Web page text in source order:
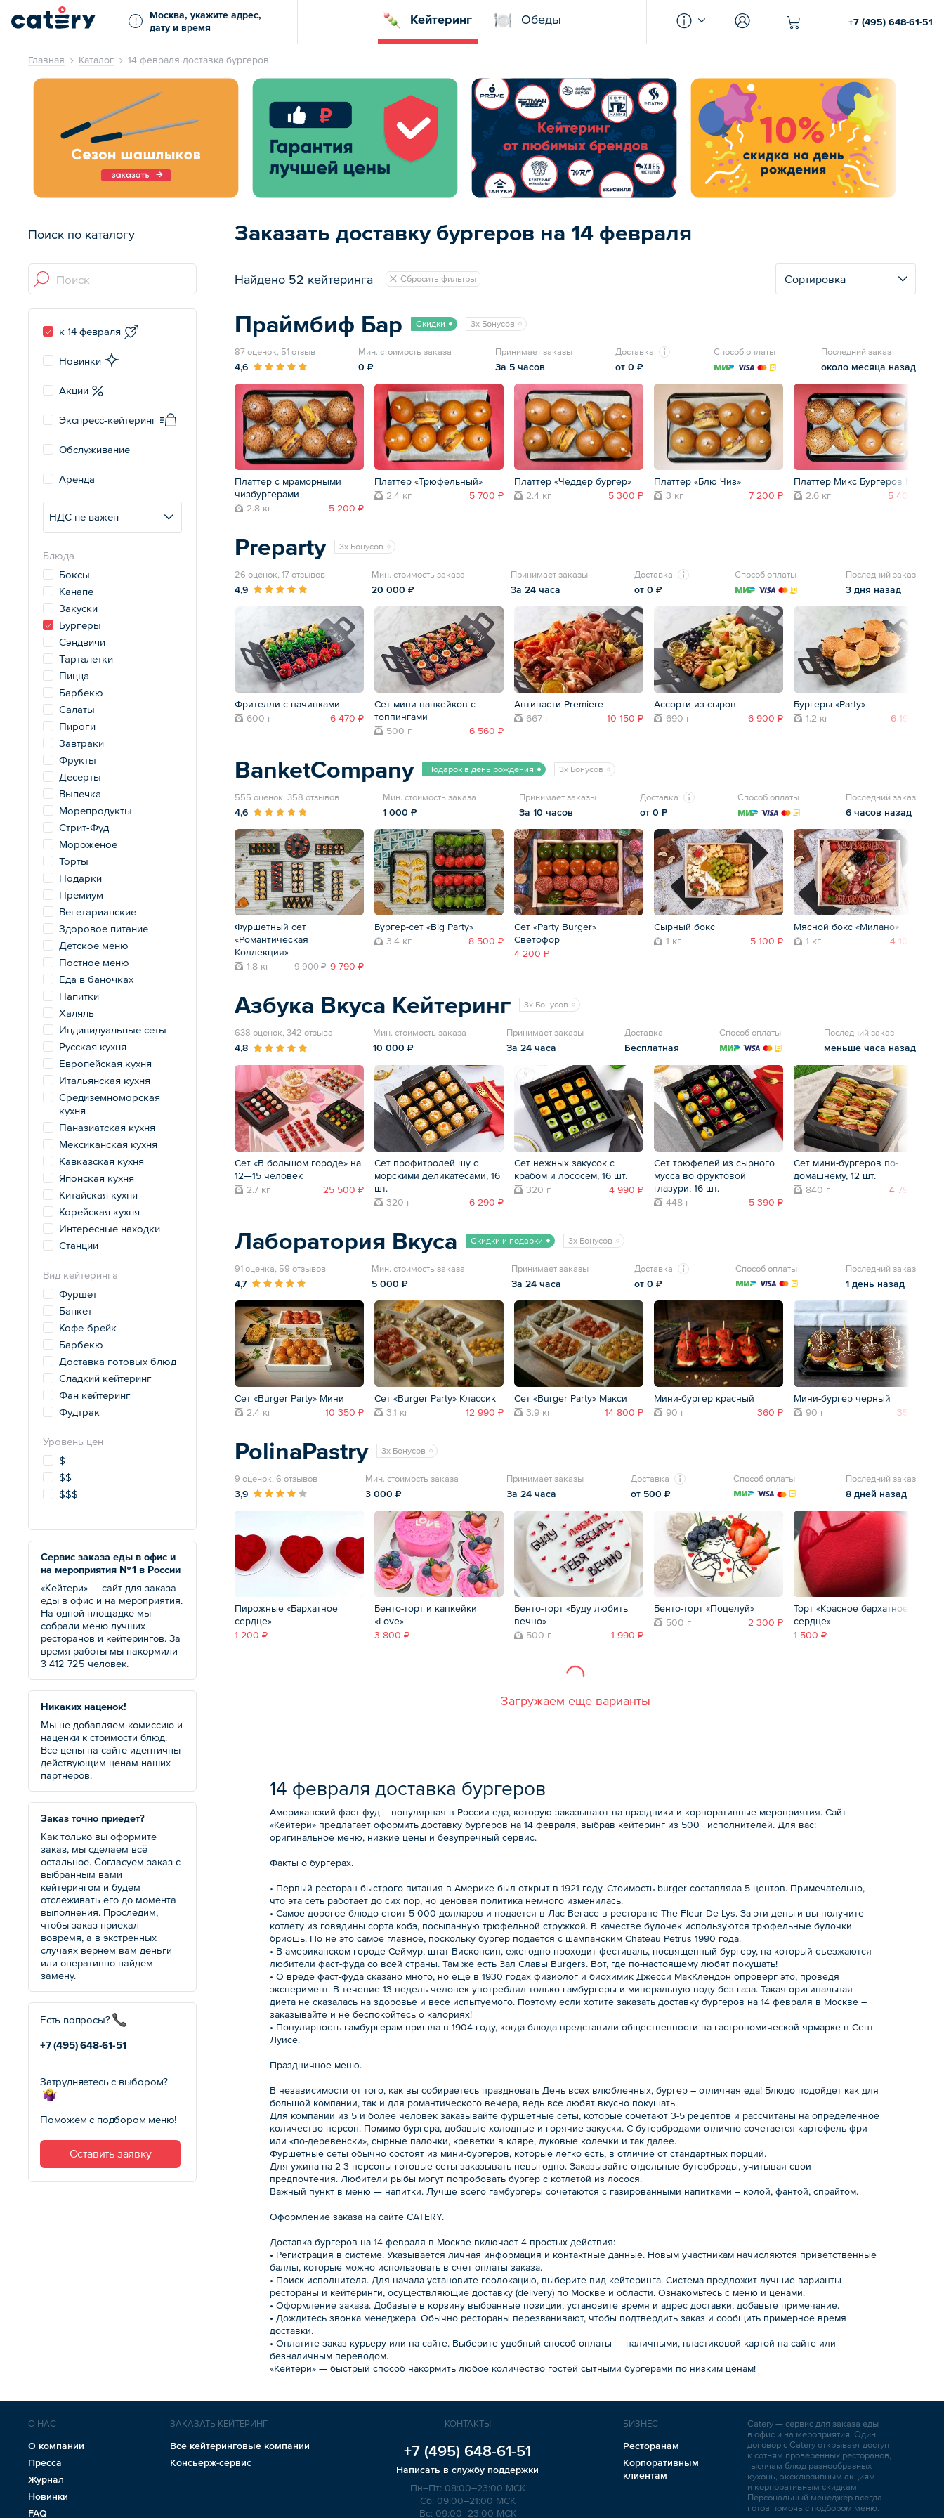
!
Москва, укажите адрес,
дату и время
Кейтеринг Обеды +7 (495) 648-61-51
Главная Каталог 14 февраля доставка бургеров
Поиск по каталогу
к 14 февраля
Новинки
Акции
Экспресс-кейтеринг
Обслуживание
Аренда
НДС не важен
Блюда
Боксы
Канапе
Закуски
Бургеры
Сэндвичи
Тарталетки
Пицца
Барбекю
Салаты
Пироги
Завтраки
Фрукты
Десерты
Выпечка
Морепродукты
Стрит-Фуд
Мороженое
Торты
Подарки
Премиум
Вегетарианские
Здоровое питание
Детское меню
Постное меню
Еда в баночках
Напитки
Халяль
Индивидуальные сеты
Русская кухня
Европейская кухня
Итальянская кухня
Средиземноморская
кухня
Паназиатская кухня
Мексиканская кухня
Кавказская кухня
Японская кухня
Китайская кухня
Корейская кухня
Интересные находки
Станции
Вид кейтеринга
Фуршет
Банкет
Кофе-брейк
Барбекю
Доставка готовых блюд
Сладкий кейтеринг
Фан кейтеринг
Фудтрак
Уровень цен
$
$$
$$$
Сервис заказа еды в офис и
на мероприятия № 1 в России
«Кейтери» — сайт для заказа
еды в офис и на мероприятия.
На одной площадке мы
собрали меню лучших
ресторанов и кейтерингов. За
время работы мы накормили
3 412 725 человек.
Никаких наценок!
Мы не добавляем комиссию и
наценки к стоимости блюд.
Все цены на сайте идентичны
действующим ценам наших
партнеров.
Заказ точно приедет?
Как только вы оформите
заказ, мы сделаем всё
остальное. Согласуем заказ с
выбранным вами
кейтерингом и будем
отслеживать его до момента
выполнения. Проследим,
чтобы заказ приехал
вовремя, а в экстренных
случаях вернем вам деньги
или оперативно найдем
замену.
Есть вопросы?
+7 (495) 648-61-51
Затрудняетесь с выбором?
Поможем с подбором меню!
Оставить заявку
Заказать доставку бургеров на 14 февраля
Найдено 52 кейтеринга Сбросить фильтры Сортировка
Праймбиф Бар Скидки 3x Бонусов
87 оценок, 51 отзыв
4,6
Мин. стоимость заказа
0 ₽
Принимает заказы
За 5 часов
Доставка
от 0 ₽
Способ оплаты Последний заказ
около месяца назад
Платтер с мраморными
чизбургерами
2.8 кг
5 200 ₽
Платтер «Трюфельный»
2.4 кг
5 700 ₽
Платтер «Чеддер бургер»
2.4 кг
5 300 ₽
Платтер «Блю Чиз»
3 кг
7 200 ₽
Платтер Микс Бургеров №1
2.6 кг
5 400 ₽
Preparty 3x Бонусов
26 оценок, 17 отзывов
4,9
Мин. стоимость заказа
20 000 ₽
Принимает заказы
За 24 часа
Доставка
от 0 ₽
Способ оплаты Последний заказ
3 дня назад
Фрителли с начинками
600 г
6 470 ₽
Сет мини-панкейков с
топпингами
500 г
6 560 ₽
Антипасти Premiere
667 г
10 150 ₽
Ассорти из сыров
690 г
6 900 ₽
Бургеры «Party»
1.2 кг
6 190 ₽
BanketCompany Подарок в день рождения 3x Бонусов
555 оценок, 358 отзывов
4,6
Мин. стоимость заказа
1 000 ₽
Принимает заказы
За 10 часов
Доставка
от 0 ₽
Способ оплаты Последний заказ
6 часов назад
Фуршетный сет
«Романтическая
Коллекция»
1.8 кг
9 900 ₽ 9 790 ₽
Бургер-сет «Big Party»
3.4 кг
8 500 ₽
Сет «Party Burger»
Светофор
4 200 ₽
Сырный бокс
1 кг
5 100 ₽
Мясной бокс «Милано»
1 кг
4 100 ₽
Азбука Вкуса Кейтеринг 3x Бонусов
638 оценок, 342 отзыва
4,8
Мин. стоимость заказа
10 000 ₽
Принимает заказы
За 24 часа
Доставка
Бесплатная
Способ оплаты Последний заказ
меньше часа назад
Сет «В большом городе» на
12—15 человек
2.7 кг
25 500 ₽
Сет профитролей шу с
морскими деликатесами, 16
шт.
320 г
6 290 ₽
Сет нежных закусок с
крабом и лососем, 16 шт.
320 г
4 990 ₽
Сет трюфелей из сырного
мусса во фруктовой
глазури, 16 шт.
448 г
5 390 ₽
Сет мини-бургеров по-
домашнему, 12 шт.
840 г
4 790 ₽
Лаборатория Вкуса Скидки и подарки 3x Бонусов
91 оценка, 59 отзывов
4,7
Мин. стоимость заказа
5 000 ₽
Принимает заказы
За 24 часа
Доставка
от 0 ₽
Способ оплаты Последний заказ
1 день назад
Сет «Burger Party» Мини
2.4 кг
10 350 ₽
Сет «Burger Party» Классик
3.1 кг
12 990 ₽
Сет «Burger Party» Макси
3.9 кг
14 800 ₽
Мини-бургер красный
90 г
360 ₽
Мини-бургер черный
90 г
350 ₽
PolinaPastry 3x Бонусов
9 оценок, 6 отзывов
3,9
Мин. стоимость заказа
3 000 ₽
Принимает заказы
За 24 часа
Доставка
от 500 ₽
Способ оплаты Последний заказ
8 дней назад
Пирожные «Бархатное
сердце»
1 200 ₽
Бенто-торт и капкейки
«Love»
3 800 ₽
Бенто-торт «Буду любить
вечно»
500 г
1 990 ₽
Бенто-торт «Поцелуй»
500 г
2 300 ₽
Торт «Красное бархатное
сердце»
1 500 ₽
Загружаем еще варианты
14 февраля доставка бургеров
Американский фаст-фуд – популярная в России еда, которую заказывают на праздники и корпоративные мероприятия. Сайт
«Кейтери» предлагает оформить доставку бургеров на 14 февраля, выбрав кейтеринг из 500+ исполнителей. Для вас:
оригинальное меню, низкие цены и безупречный сервис.
Факты о бургерах.
• Первый ресторан быстрого питания в Америке был открыт в 1921 году. Стоимость burger составляла 5 центов. Примечательно,
что эта сеть работает до сих пор, но ценовая политика немного изменилась.
• Самое дорогое блюдо стоит 5 000 долларов и подается в Лас-Вегасе в ресторане The Fleur De Lys. За эти деньги вы получите
котлету из говядины сорта кобэ, посыпанную трюфельной стружкой. В качестве булочек используются трюфельные булочки
бриошь. Но не это самое главное, поскольку бургер подается с шампанским Chateau Petrus 1990 года.
• В американском городе Сеймур, штат Висконсин, ежегодно проходит фестиваль, посвященный бургеру, на который съезжаются
любители фаст-фуда со всей страны. Там же есть Зал Славы Burgers. Вот, где по-настоящему любят покушать!
• О вреде фаст-фуда сказано много, но еще в 1930 годах физиолог и биохимик Джесси МакКлендон опроверг это, проведя
эксперимент. В течение 13 недель человек употреблял только гамбургеры и минеральную воду без газа. Такая оригинальная
диета не сказалась на здоровье и весе испытуемого. Поэтому если хотите заказать доставку бургеров на 14 февраля в Москве –
заказывайте и не беспокойтесь о калориях!
• Популярность гамбургерам пришла в 1904 году, когда блюда представили общественности на гастрономической ярмарке в Сент-
Луисе.
Праздничное меню.
В независимости от того, как вы собираетесь праздновать День всех влюбленных, бургер – отличная еда! Блюдо подойдет как для
большой компании, так и для романтического вечера, ведь все любят вкусно покушать.
Для компании из 5 и более человек заказывайте фуршетные сеты, которые сочетают 3-5 рецептов и рассчитаны на определенное
количество персон. Помимо бургера, добавьте холодные и горячие закуски. С бутербродами отлично сочетается картофель фри
или «по-деревенски», сырные палочки, креветки в кляре, луковые колечки и так далее.
Фуршетные сеты обычно состоят из мини-бургеров, которые легко есть, в отличие от стандартных порций.
Для ужина на 2-3 персоны готовые сеты заказывать невыгодно. Заказывайте отдельные бутерброды, учитывая свои
предпочтения. Любители рыбы могут попробовать бургер с котлетой из лосося.
Важный пункт в меню — напитки. Лучше всего гамбургеры сочетаются с газированными напитками – колой, фантой, спрайтом.
Оформление заказа на сайте CATERY.
Доставка бургеров на 14 февраля в Москве включает 4 простых действия:
• Регистрация в системе. Указывается личная информация и контактные данные. Новым участникам начисляются приветственные
баллы, которые можно использовать в счет оплаты заказа.
• Поиск исполнителя. Для начала установите геолокацию, выберите вид кейтеринга. Система предложит лучшие варианты —
рестораны и кейтеринги, осуществляющие доставку (delivery) по Москве и области. Ознакомьтесь с меню и ценами.
• Оформление заказа. Добавьте в корзину выбранные позиции, установите время и адрес доставки, добавьте примечание.
• Дождитесь звонка менеджера. Обычно рестораны перезванивают, чтобы подтвердить заказ и сообщить примерное время
доставки.
• Оплатите заказ курьеру или на сайте. Выберите удобный способ оплаты — наличными, пластиковой картой на сайте или
безналичным переводом.
«Кейтери» — быстрый способ накормить любое количество гостей сытными бургерами по низким ценам!
О НАС
О компании
Пресса
Журнал
Новинки
FAQ
ЗАКАЗАТЬ КЕЙТЕРИНГ
Все кейтеринговые компании
Консьерж-сервис
КОНТАКТЫ
+7 (495) 648-61-51
Написать в службу поддержки
Пн–Пт: 08:00–23:00 МСК
Сб: 09:00–21:00 МСК
Вс: 09:00–23:00 МСК
БИЗНЕС
Ресторанам
Корпоративным
клиентам
Catery — сервис для заказа еды
в офис и на мероприятия. Один
договор с Catery открывает доступ
к сотням проверенных ресторанов,
тысячам блюд разнообразных
кухонь, эксклюзивным акциям
и корпоративным скидкам.
Персональный менеджер всегда
готов помочь с подбором меню.